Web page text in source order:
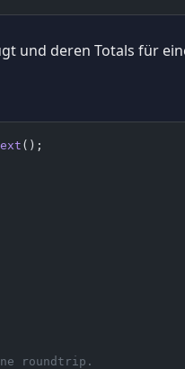
und deren Totals für
();
roundtrip.